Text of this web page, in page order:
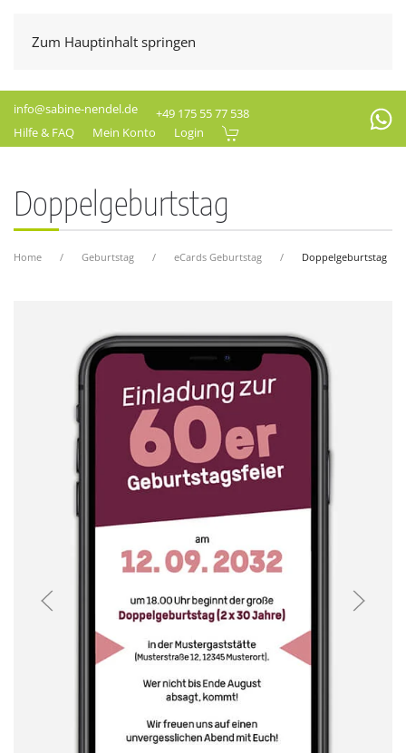
Zum Hauptinhalt springen
info@sabine-nendel.de
+49 175 55 77 538
Hilfe & FAQ
Mein Konto Login
Doppelgeburtstag
Home Geburtstag eCards Geburtstag Doppelgeburtstag